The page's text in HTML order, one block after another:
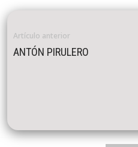
Artículo anterior
ANTÓN PIRULERO